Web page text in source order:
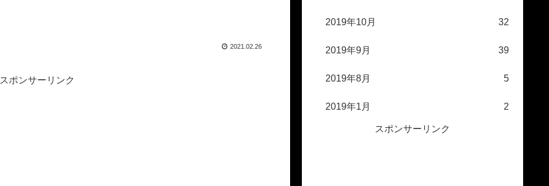
2021.02.26
スポンサーリンク
2019年10月 32
2019年9月 39
2019年8月 5
2019年1月 2
スポンサーリンク